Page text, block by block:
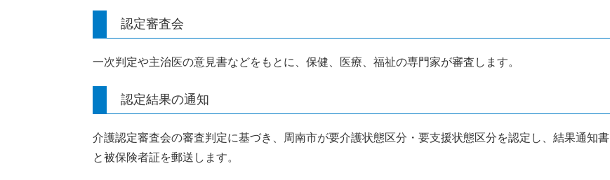
認定審査会
一次判定や主治医の意見書などをもとに、保健、医療、福祉の専門家が審査します。
認定結果の通知
介護認定審査会の審査判定に基づき、周南市が要介護状態区分・要支援状態区分を認定し、結果通知書
と被保険者証を郵送します。